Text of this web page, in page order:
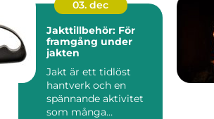
03. dec
Jakttillbehör: För
framgång under
jakten
Jakt är ett tidlöst
hantverk och en
spännande aktivitet
som många